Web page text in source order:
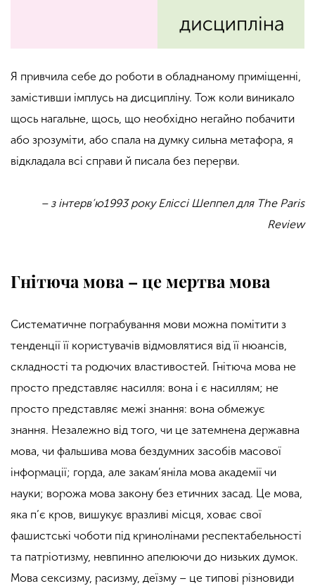
Я привчила себе до роботи в обладнаному приміщенні,
замістивши імплусь на дисципліну. Тож коли виникало
щось нагальне, щось, що необхідно негайно побачити
або зрозуміти, або спала на думку сильна метафора, я
відкладала всі справи й писала без перерви.
– з інтерв’ю1993 року Еліссі Шеппел для The Paris
Review
Гнітюча мова – це мертва мова
Систематичне пограбування мови можна помітити з
тенденції її користувачів відмовлятися від її нюансів,
складності та родючих властивостей. Гнітюча мова не
просто представляє насилля: вона і є насиллям; не
просто представляє межі знання: вона обмежує
знання. Незалежно від того, чи це затемнена державна
мова, чи фальшива мова бездумних засобів масової
інформації; горда, але закам’яніла мова академії чи
науки; ворожа мова закону без етичних засад. Це мова,
яка п’є кров, вишукує вразливі місця, ховає свої
фашистські чоботи під кринолінами респектабельності
та патріотизму, невпинно апелюючи до низьких думок.
Мова сексизму, расизму, деїзму – це типові різновиди